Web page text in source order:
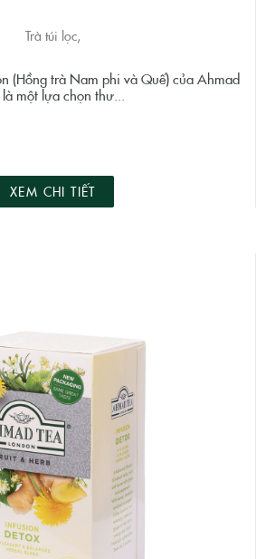
Trà túi lọc,
(Hồng trà Nam phi và Quế) của Ahmad
là một lựa chọn thư...
XEM CHI TIẾT